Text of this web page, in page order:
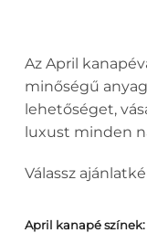
Az April
minőségű
lehetőséget,
luxust minden
Válassz
April kanapé színek: